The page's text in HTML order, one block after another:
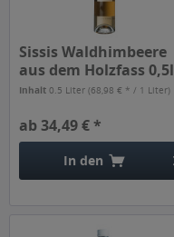
Sissis Waldhimbeere
aus dem Holzfass 0,5l
Inhalt0.5 Liter(68,98 € * / 1 Liter)
ab 34,49 € *
In den